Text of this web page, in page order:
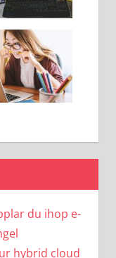
du ihop e-
hybrid cloud